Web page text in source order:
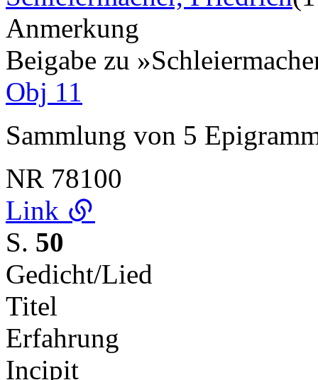
Anmerkung
Beigabe zu
Obj 11
Sammlung von 5
NR 78100
Link
S. 50
Gedicht/Lied
Titel
Erfahrung
Incipit